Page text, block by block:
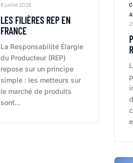
8 juillet 2026
LES FILIÈRES REP EN
FRANCE
La Responsabilité Élargie
du Producteur (REP)
repose sur un principe
simple : les metteurs sur
le marché de produits
sont…